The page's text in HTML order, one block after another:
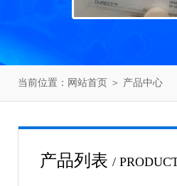
当前位置： 网站首页 ＞ 产品中心
产品列表 /